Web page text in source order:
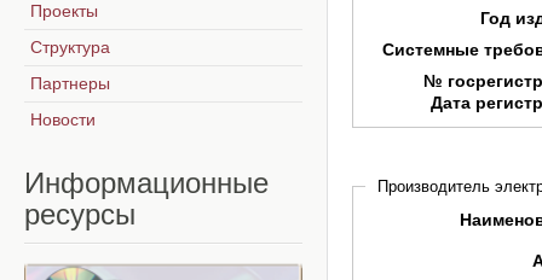
Год
Системные
№
Дата
Производитель
Проекты
Структура
Партнеры
Новости
Информационные
ресурсы